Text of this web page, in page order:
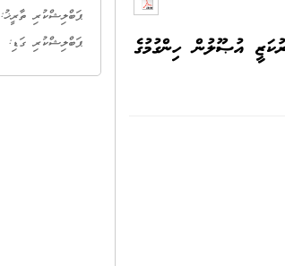
ދާއިރާތައް ލާމަރުކަޒީ އުޞޫލުން ހިންގުމުގެ
ޕަބްލިޝްކުރި ތާރީޚު: 14 އޮގަސްޓް 2025
ޕަބްލިޝްކުރި ގަޑި: 23:33